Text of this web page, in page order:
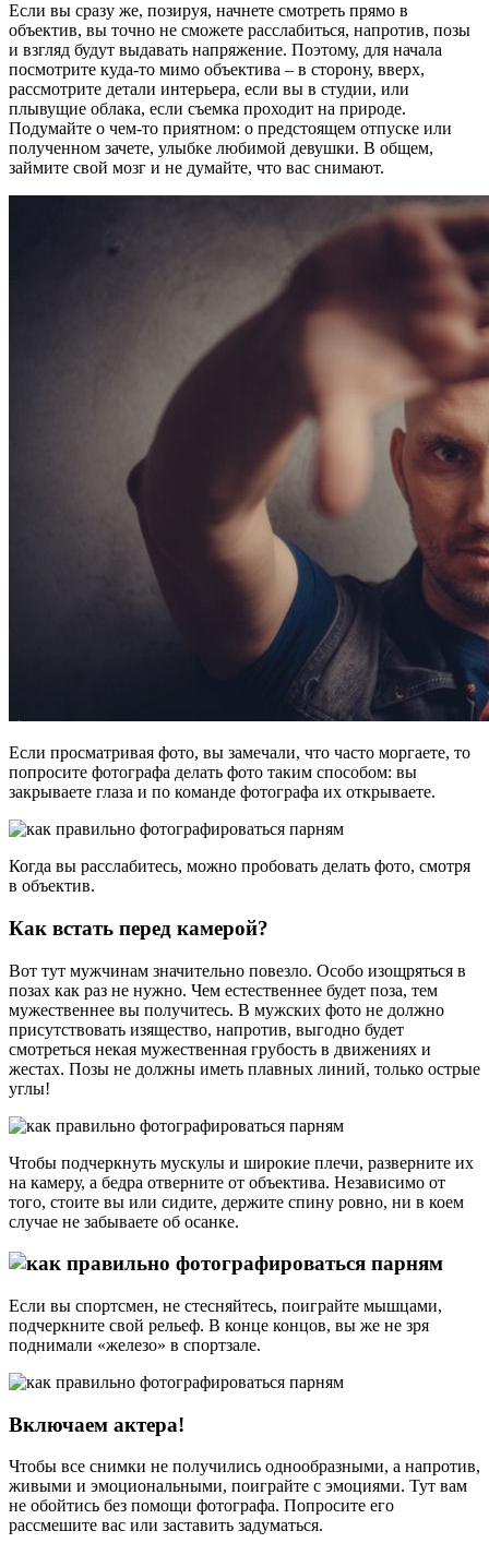
Если вы сразу же, позируя, начнете смотреть прямо в
объектив, вы точно не сможете расслабиться, напротив, позы
и взгляд будут выдавать напряжение. Поэтому, для начала
посмотрите куда-то мимо объектива – в сторону, вверх,
рассмотрите детали интерьера, если вы в студии, или
плывущие облака, если съемка проходит на природе.
Подумайте о чем-то приятном: о предстоящем отпуске или
полученном зачете, улыбке любимой девушки. В общем,
займите свой мозг и не думайте, что вас снимают.
Если просматривая фото, вы замечали, что часто моргаете, то
попросите фотографа делать фото таким способом: вы
закрываете глаза и по команде фотографа их открываете.
Когда вы расслабитесь, можно пробовать делать фото, смотря
в объектив.
Как встать перед камерой?
Вот тут мужчинам значительно повезло. Особо изощряться в
позах как раз не нужно. Чем естественнее будет поза, тем
мужественнее вы получитесь. В мужских фото не должно
присутствовать изящество, напротив, выгодно будет
смотреться некая мужественная грубость в движениях и
жестах. Позы не должны иметь плавных линий, только острые
углы!
Чтобы подчеркнуть мускулы и широкие плечи, разверните их
на камеру, а бедра отверните от объектива. Независимо от
того, стоите вы или сидите, держите спину ровно, ни в коем
случае не забываете об осанке.
Если вы спортсмен, не стесняйтесь, поиграйте мышцами,
подчеркните свой рельеф. В конце концов, вы же не зря
поднимали «железо» в спортзале.
Включаем актера!
Чтобы все снимки не получились однообразными, а напротив,
живыми и эмоциональными, поиграйте с эмоциями. Тут вам
не обойтись без помощи фотографа. Попросите его
рассмешите вас или заставить задуматься.